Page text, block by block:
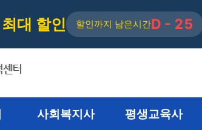
최대 할인 할인까지 남은시간D - 25
사회복지사 평생교육사